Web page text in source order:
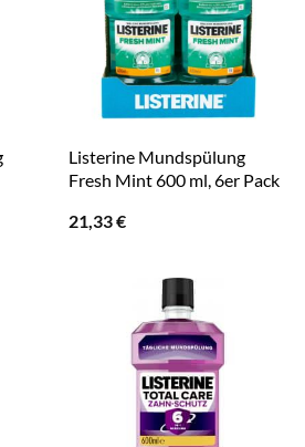
Listerine Mundspülung
Fresh Mint 600 ml, 6er Pack
21,33€